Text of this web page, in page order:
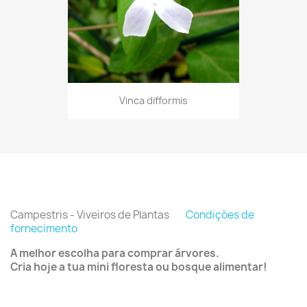
Vinca difformis
Campestris - Viveiros de Plantas Condições de
fornecimento
A melhor escolha para comprar árvores.
Cria hoje a tua mini floresta ou bosque alimentar!